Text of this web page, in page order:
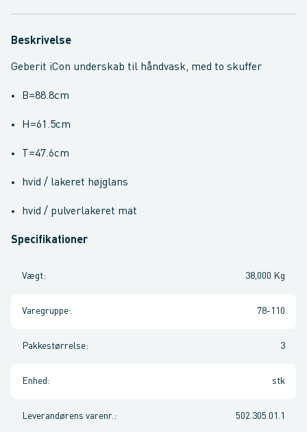
Beskrivelse
Geberit iCon underskab til håndvask, med to skuffer
B=88.8cm
H=61.5cm
T=47.6cm
hvid / lakeret højglans
hvid / pulverlakeret mat
Specifikationer
Vægt: 38,000 Kg
Varegruppe: 78-110
Pakkestørrelse: 3
Enhed : stk
Leverandørens varenr. : 502.305.01.1